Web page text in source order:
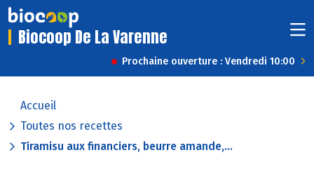
Biocoop De La Varenne
Prochaine ouverture : Vendredi 10:00
Accueil
Toutes nos recettes
Tiramisu aux financiers, beurre amande,...